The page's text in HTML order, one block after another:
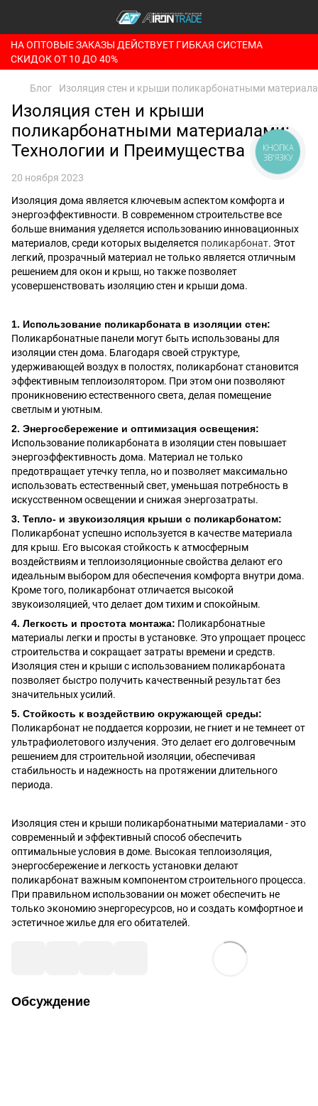
НА ОПТОВЫЕ ЗАКАЗЫ ДЕЙСТВУЕТ ГИБКАЯ СИСТЕМА
СКИДОК ОТ 10 ДО 40%
Блог Изоляция стен и крыши поликарбонатными
Изоляция стен и крыши
поликарбонатными материалами:
Технологии и Преимущества
20 ноября 2023
Изоляция дома является ключевым аспектом комфорта и
энергоэффективности. В современном строительстве все
больше внимания уделяется использованию инновационных
материалов, среди которых выделяется поликарбонат. Этот
легкий, прозрачный материал не только является отличным
решением для окон и крыш, но также позволяет
усовершенствовать изоляцию стен и крыши дома.
1. Использование поликарбоната в изоляции стен:
Поликарбонатные панели могут быть использованы для
изоляции стен дома. Благодаря своей структуре,
удерживающей воздух в полостях, поликарбонат становится
эффективным теплоизолятором. При этом они позволяют
проникновению естественного света, делая помещение
светлым и уютным.
2. Энергосбережение и оптимизация освещения:
Использование поликарбоната в изоляции стен повышает
энергоэффективность дома. Материал не только
предотвращает утечку тепла, но и позволяет максимально
использовать естественный свет, уменьшая потребность в
искусственном освещении и снижая энергозатраты.
3. Тепло- и звукоизоляция крыши с поликарбонатом:
Поликарбонат успешно используется в качестве материала
для крыш. Его высокая стойкость к атмосферным
воздействиям и теплоизоляционные свойства делают его
идеальным выбором для обеспечения комфорта внутри дома.
Кроме того, поликарбонат отличается высокой
звукоизоляцией, что делает дом тихим и спокойным.
4. Легкость и простота монтажа: Поликарбонатные
материалы легки и просты в установке. Это упрощает процесс
строительства и сокращает затраты времени и средств.
Изоляция стен и крыши с использованием поликарбоната
позволяет быстро получить качественный результат без
значительных усилий.
5. Стойкость к воздействию окружающей среды:
Поликарбонат не поддается коррозии, не гниет и не темнеет от
ультрафиолетового излучения. Это делает его долговечным
решением для строительной изоляции, обеспечивая
стабильность и надежность на протяжении длительного
периода.
Изоляция стен и крыши поликарбонатными материалами - это
современный и эффективный способ обеспечить
оптимальные условия в доме. Высокая теплоизоляция,
энергосбережение и легкость установки делают
поликарбонат важным компонентом строительного процесса.
При правильном использовании он может обеспечить не
только экономию энергоресурсов, но и создать комфортное и
эстетичное жилье для его обитателей.
Обсуждение
КНОПКА
ЗВ'ЯЗКУ